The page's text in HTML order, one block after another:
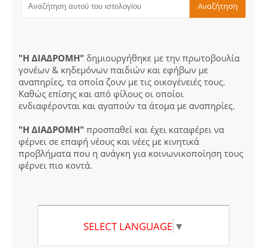
"Η ΔΙΑΔΡΟΜΗ" δημιουργήθηκε με την πρωτοβουλία
γονέων & κηδεμόνων παιδιών και εφήβων με
αναπηρίες, τα οποία ζουν με τις οικογένειές τους.
Καθώς επίσης και από φίλους οι οποίοι
ενδιαφέρονται και αγαπούν τα άτομα με αναπηρίες.
"Η ΔΙΑΔΡΟΜΗ" προσπαθεί και έχει καταφέρει να
φέρνει σε επαφή νέους και νέες με κινητικά
προβλήματα που η ανάγκη για κοινωνικοποίηση τους
φέρνει πιο κοντά.
SELECT LANGUAGE ▼